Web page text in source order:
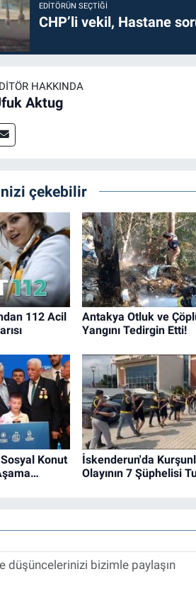
EDITÖRÜN SEÇTIĞI
CHP’li vekil, Hastane
HAKKINDA
Aktug
çekebilir
112 Acil
Antakya Otluk ve
Yangını Tedirgin Etti!
Konut
İskenderun'da
Olayının 7 Şüphelisi